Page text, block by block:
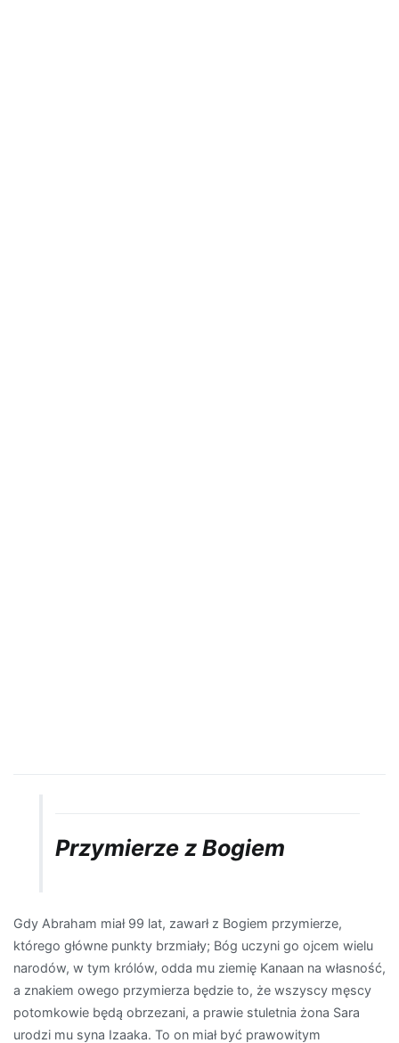
Przymierze z Bogiem
Gdy Abraham miał 99 lat, zawarł z Bogiem przymierze,
którego główne punkty brzmiały; Bóg uczyni go ojcem wielu
narodów, w tym królów, odda mu ziemię Kanaan na własność,
a znakiem owego przymierza będzie to, że wszyscy męscy
potomkowie będą obrzezani, a prawie stuletnia żona Sara
urodzi mu syna Izaaka. To on miał być prawowitym